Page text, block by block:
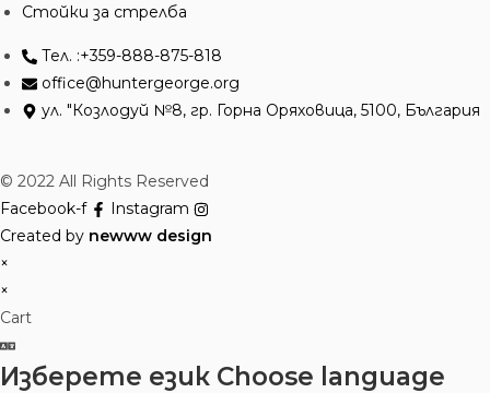
Стойки за стрелба
Тел. :+359-888-875-818
office@huntergeorge.org
ул. "Козлодуй №8, гр. Горна Оряховица, 5100, България
© 2022 All Rights Reserved
Facebook-f
Instagram
Created by newww design
×
×
Cart
Изберете език Choose language